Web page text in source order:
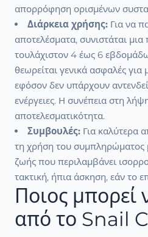
απορρόφηση ορισμένων
Διάρκεια χρήσης: Για να
αποτελέσματα, συνιστάται
τουλάχιστον 4 έως 6
θεωρείται γενικά ασφαλές
εφόσον δεν υπάρχουν
ενέργειες. Η συνέπεια στη
αποτελεσματικότητα.
Συμβουλές: Για καλύτερα
τη χρήση του συμπληρώματος
ζωής που περιλαμβάνει
τακτική, ήπια άσκηση, εάν το
Ποιος μπορεί
από το Snail